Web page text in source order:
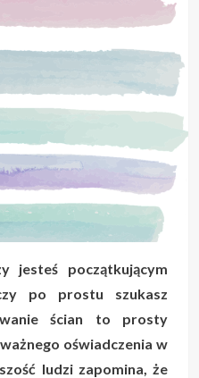
jesteś początkującym
po prostu szukasz
ścian to prosty
oświadczenia w
ludzi zapomina, że